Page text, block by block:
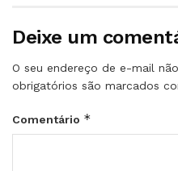
Deixe um
O seu endereço de e-mail
obrigatórios são marcados
Comentário *